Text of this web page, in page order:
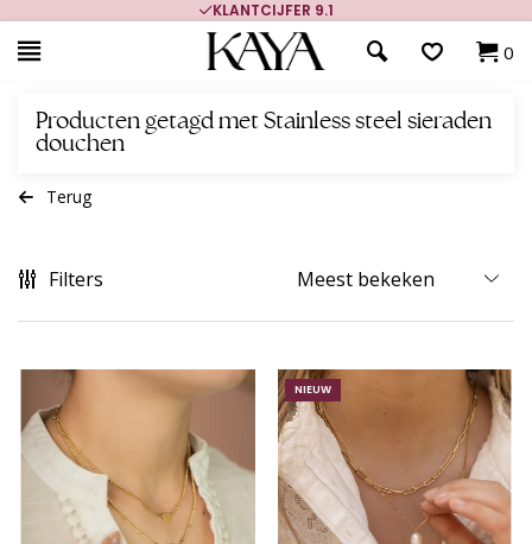
KLANTCIJFER 9.1
0
Producten getagd met Stainless steel sieraden
douchen
Terug
Filters
NIEUW